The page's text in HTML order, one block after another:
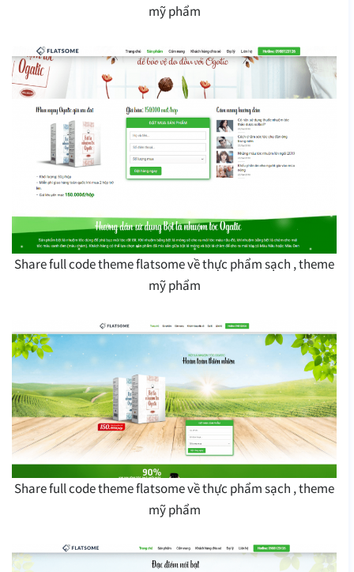
mỹ phẩm
Share full code theme flatsome về thực phẩm sạch , theme
mỹ phẩm
Share full code theme flatsome về thực phẩm sạch , theme
mỹ phẩm